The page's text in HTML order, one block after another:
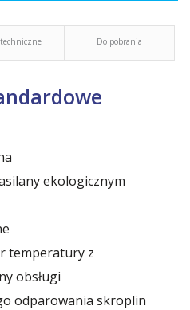
Do pobrania
ekologicznym
temperatury z
obsługi
odparowania skroplin